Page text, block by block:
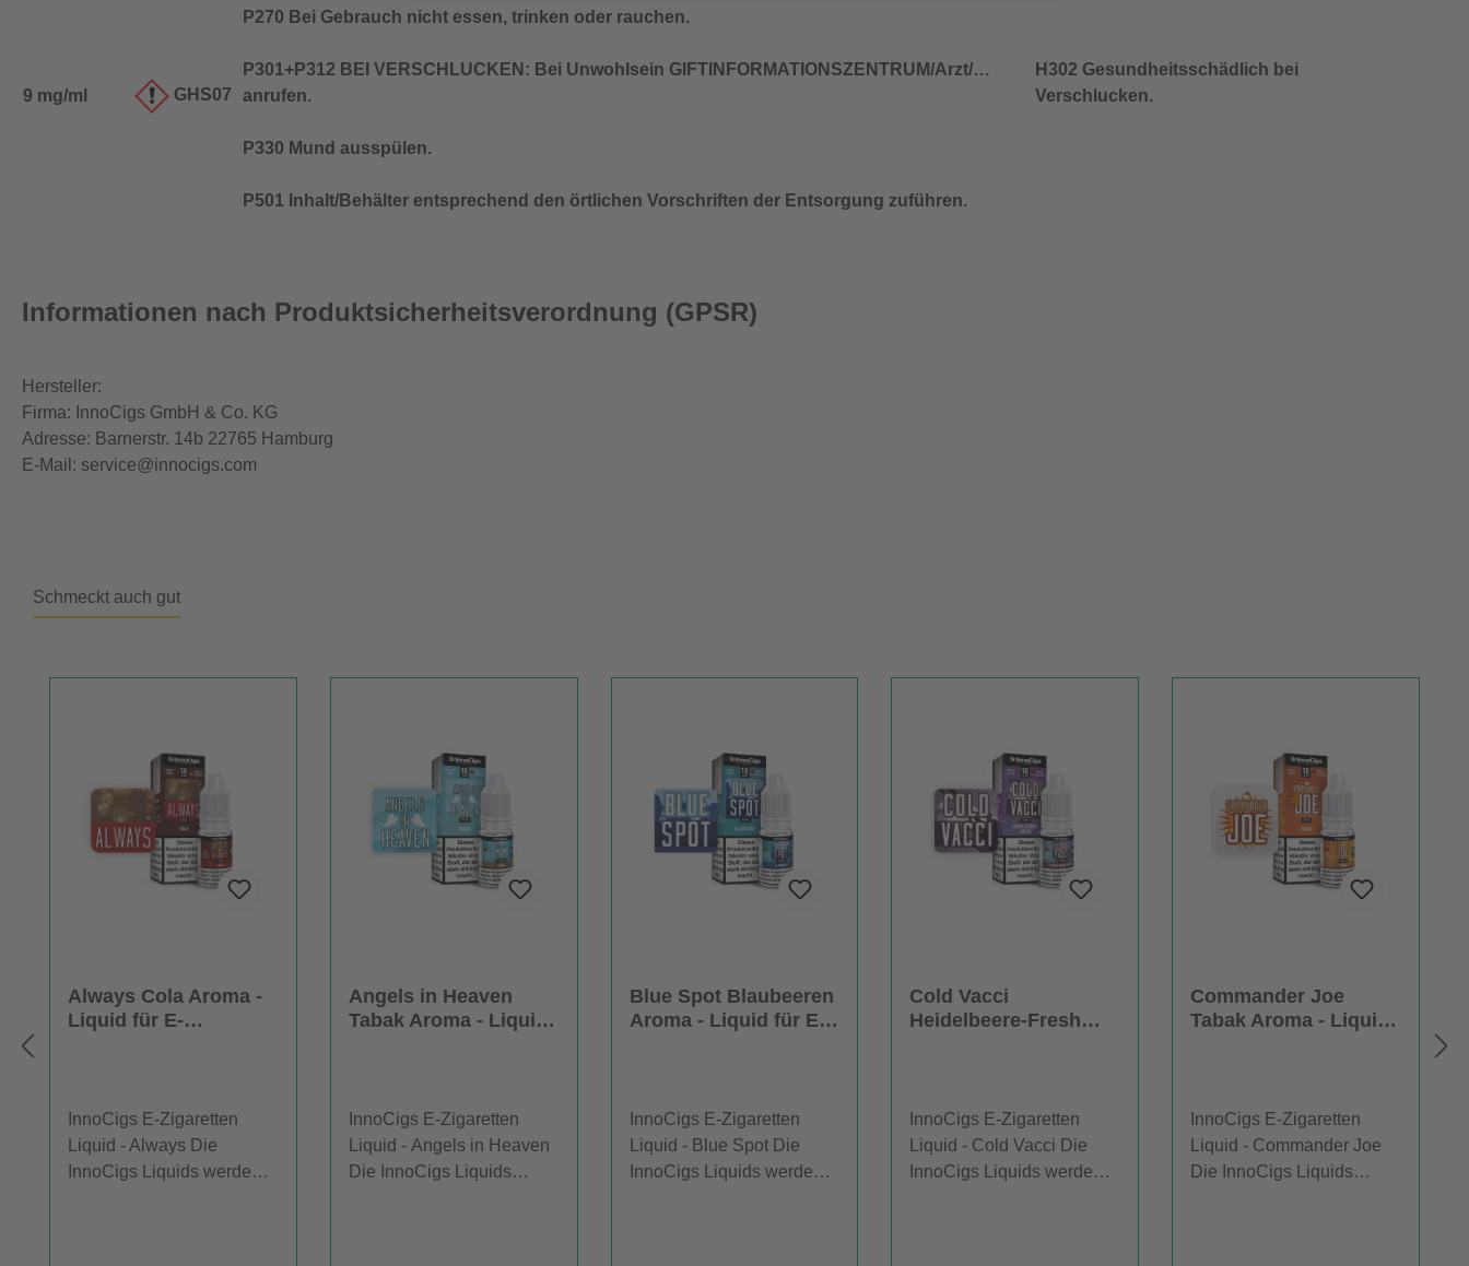
9 mg/ml GHS07
P270 Bei Gebrauch nicht essen, trinken oder rauchen.
P301+P312 BEI VERSCHLUCKEN: Bei Unwohlsein GIFTINFORMATIONSZENTRUM/Arzt/…
anrufen.
P330 Mund ausspülen.
P501 Inhalt/Behälter entsprechend den örtlichen Vorschriften der Entsorgung zuführen.
H302 Gesundheitsschädlich bei
Verschlucken.
Informationen nach Produktsicherheitsverordnung (GPSR)
Hersteller:
Firma: InnoCigs GmbH & Co. KG
Adresse: Barnerstr. 14b 22765 Hamburg
E-Mail: service@innocigs.com
Schmeckt auch gut
Always Cola Aroma -
Liquid für E-
InnoCigs E-Zigaretten
Liquid - Always Die
InnoCigs Liquids werden
Angels in Heaven
Tabak Aroma - Liquid
InnoCigs E-Zigaretten
Liquid - Angels in Heaven
Die InnoCigs Liquids
Blue Spot Blaubeeren
Aroma - Liquid für E-
InnoCigs E-Zigaretten
Liquid - Blue Spot Die
InnoCigs Liquids werden
Cold Vacci
Heidelbeere-Fresh
InnoCigs E-Zigaretten
Liquid - Cold Vacci Die
InnoCigs Liquids werden
Commander Joe
Tabak Aroma - Liquid
InnoCigs E-Zigaretten
Liquid - Commander Joe
Die InnoCigs Liquids